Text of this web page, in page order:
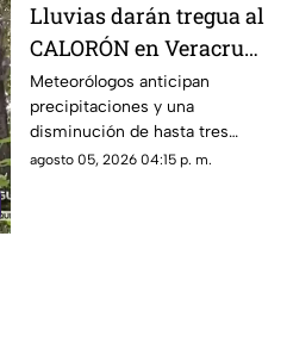
Lluvias darán tregua al
CALORÓN en Veracruz;
prevén descenso de
temperatura en estos
días
Meteorólogos anticipan
precipitaciones y una
disminución de hasta tres
grados en varias regiones de
agosto 05, 2026 04:15 p. m.